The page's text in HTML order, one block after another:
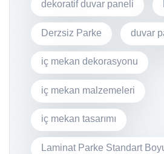
dekoratif duvar paneli
Derzsiz Parke duvar
iç mekan dekorasyonu
iç mekan malzemeleri
iç mekan tasarımı
Laminat Parke Standart